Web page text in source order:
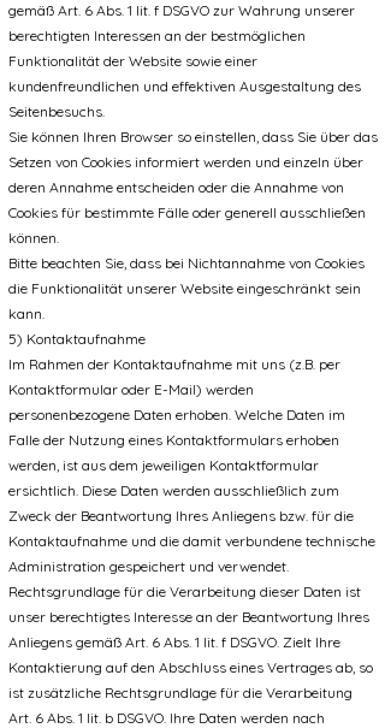
gemäß Art. 6 Abs. 1 lit. f DSGVO zur Wahrung unserer
berechtigten Interessen an der bestmöglichen
Funktionalität der Website sowie einer
kundenfreundlichen und effektiven Ausgestaltung des
Seitenbesuchs.
Sie können Ihren Browser so einstellen, dass Sie über das
Setzen von Cookies informiert werden und einzeln über
deren Annahme entscheiden oder die Annahme von
Cookies für bestimmte Fälle oder generell ausschließen
können.
Bitte beachten Sie, dass bei Nichtannahme von Cookies
die Funktionalität unserer Website eingeschränkt sein
kann.
5) Kontaktaufnahme
Im Rahmen der Kontaktaufnahme mit uns (z.B. per
Kontaktformular oder E-Mail) werden
personenbezogene Daten erhoben. Welche Daten im
Falle der Nutzung eines Kontaktformulars erhoben
werden, ist aus dem jeweiligen Kontaktformular
ersichtlich. Diese Daten werden ausschließlich zum
Zweck der Beantwortung Ihres Anliegens bzw. für die
Kontaktaufnahme und die damit verbundene technische
Administration gespeichert und verwendet.
Rechtsgrundlage für die Verarbeitung dieser Daten ist
unser berechtigtes Interesse an der Beantwortung Ihres
Anliegens gemäß Art. 6 Abs. 1 lit. f DSGVO. Zielt Ihre
Kontaktierung auf den Abschluss eines Vertrages ab, so
ist zusätzliche Rechtsgrundlage für die Verarbeitung
Art. 6 Abs. 1 lit. b DSGVO. Ihre Daten werden nach